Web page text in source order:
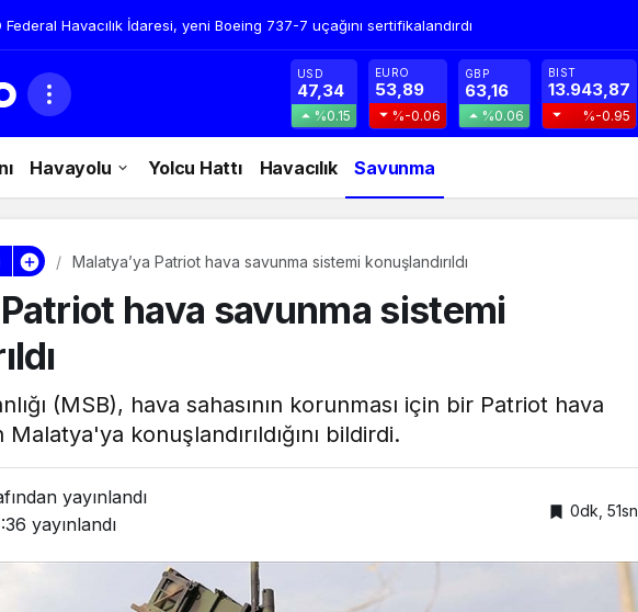
Federal Havacılık İdaresi, yeni Boeing 737-7 uçağını sertifikalandırdı
USD
47,34
%0.15
EURO
53,89
%-0.06
GBP
63,16
%0.06
BIST
13.943,87
%-0.95
Havayolu Yolcu Hattı Havacılık Savunma
Malatya’ya Patriot hava savunma sistemi konuşlandırıldı
hava savunma sistemi
(MSB), hava sahasının korunması için bir Patriot hava
konuşlandırıldığını bildirdi.
yayınlandı
yayınlandı
0dk, 51sn